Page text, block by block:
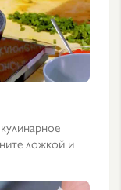
ложкой и